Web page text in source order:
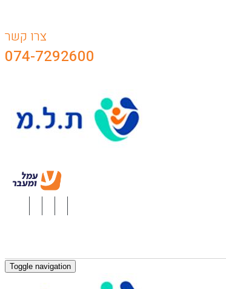
צרו קשר
074-7292600
Toggle navigation